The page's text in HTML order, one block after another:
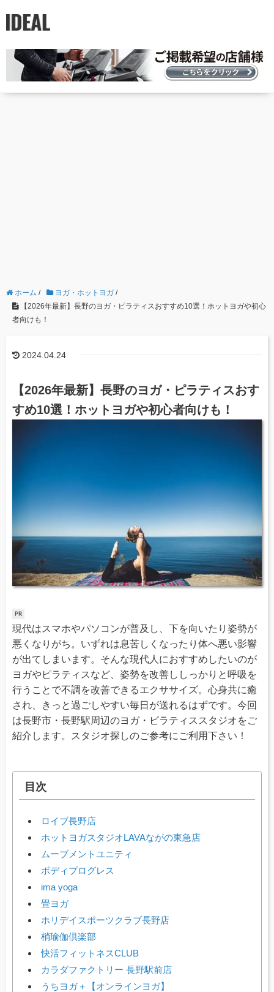
ホーム / ヨガ・ホットヨガ /
【2026年最新】長野のヨガ・ピラティスおすすめ10選！ホットヨガや初心
者向けも！
2024.04.24
【2026年最新】長野のヨガ・ピラティスおす
すめ10選！ホットヨガや初心者向けも！
現代はスマホやパソコンが普及し、下を向いたり姿勢が
悪くなりがち。いずれは息苦しくなったり体へ悪い影響
が出てしまいます。そんな現代人におすすめしたいのが
ヨガやピラティスなど、姿勢を改善ししっかりと呼吸を
行うことで不調を改善できるエクササイズ。心身共に癒
され、きっと過ごしやすい毎日が送れるはずです。今回
は長野市・長野駅周辺のヨガ・ピラティススタジオをご
紹介します。スタジオ探しのご参考にご利用下さい！
目次
ロイブ長野店
ホットヨガスタジオLAVAながの東急店
ムーブメントユニティ
ボディプログレス
ima yoga
畳ヨガ
ホリデイスポーツクラブ長野店
梢瑜伽倶楽部
快活フィットネスCLUB
カラダファクトリー 長野駅前店
うちヨガ＋【オンラインヨガ】